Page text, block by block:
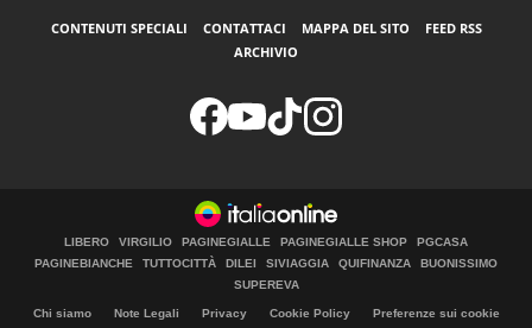
CONTENUTI SPECIALI CONTATTACI MAPPA DEL SITO
FEED RSS
ARCHIVIO
LIBERO VIRGILIO PAGINEGIALLE PAGINEGIALLE SHOP
PGCASA
PAGINEBIANCHE
TUTTOCITTÀ DILEI SIVIAGGIA QUIFINANZA
BUONISSIMO
SUPEREVA
Chi siamo Note Legali Privacy Cookie Policy
Preferenze sui cookie